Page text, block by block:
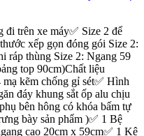
đi trên xe máy✅ Size 2 để
xếp gọn đóng gói Size 2:
ráp thùng Size 2: Ngang 59
top 90cm)Chất liệu
kẽm chống gỉ sét✅ Hình
đáy khung sắt ốp alu chịu
bên hông có khóa bấm tự
bày sản phẩm )✅ 1 Bệ
cao 20cm x 59cm✅ 1 Kệ